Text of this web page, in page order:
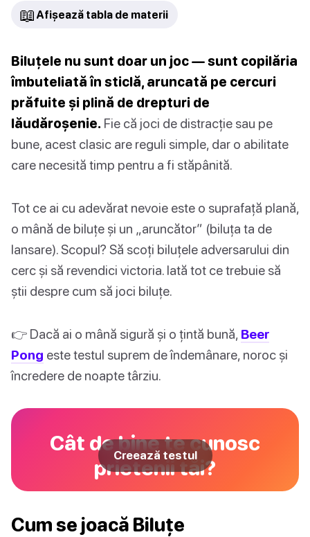
📖 Afișează tabla de materii
Biluțele nu sunt doar un joc — sunt copilăria
îmbuteliată în sticlă, aruncată pe cercuri
prăfuite și plină de drepturi de
lăudăroșenie. Fie că joci de distracție sau pe
bune, acest clasic are reguli simple, dar o abilitate
care necesită timp pentru a fi stăpânită.
Tot ce ai cu adevărat nevoie este o suprafață plană,
o mână de biluțe și un „aruncător” (biluța ta de
lansare). Scopul? Să scoți biluțele adversarului din
cerc și să revendici victoria. Iată tot ce trebuie să
știi despre cum să joci biluțe.
👉 Dacă ai o mână sigură și o țintă bună, Beer
Pong este testul suprem de îndemânare, noroc și
încredere de noapte târziu.
Cât de bine te cunosc
prietenii tăi?
Creează testul
Cum se joacă Biluțe